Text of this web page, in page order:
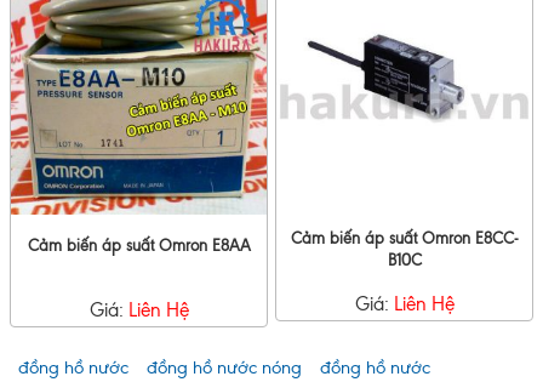
Cảm biến áp suất Omron E8AA
Giá: Liên Hệ
Cảm biến áp suất Omron E8CC-
B10C
Giá: Liên Hệ
đồng hồ nước đồng hồ nước nóng
đồng hồ nước